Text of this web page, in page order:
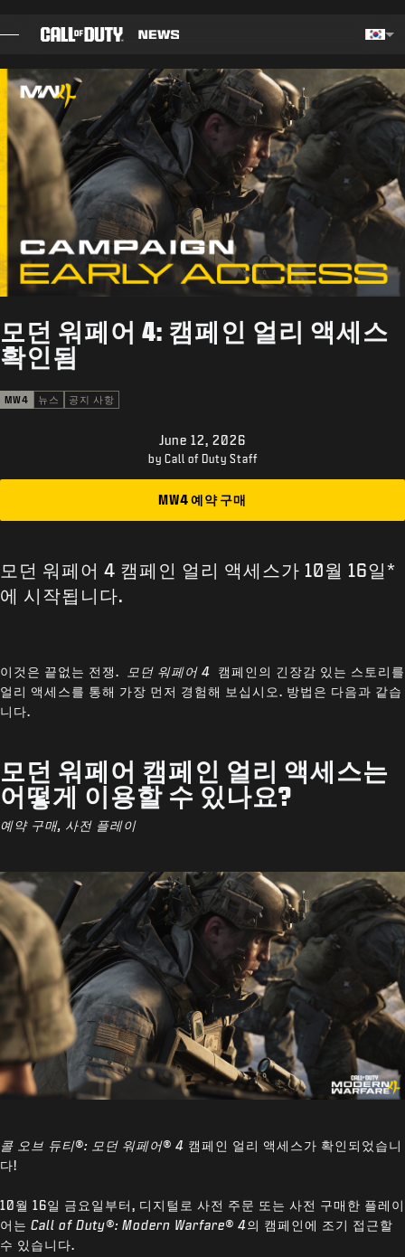
블로그
전략 가이드
패치 정보
게임
STORE
E스포츠
고객지원
로그인|가입
모던 워페어 4: 캠페인 얼리 액세스
확인됨
MW4 뉴스 공지 사항
June 12, 2026
by Call of Duty Staff
MW4 예약 구매
모던 워페어 4 캠페인 얼리 액세스가 10월 16일*
에 시작됩니다.
이것은 끝없는 전쟁. 모던 워페어 4 캠페인의 긴장감 있는 스토리를
얼리 액세스를 통해 가장 먼저 경험해 보십시오. 방법은 다음과 같습
니다.
모던 워페어 캠페인 얼리 액세스는
어떻게 이용할 수 있나요?
예약 구매, 사전 플레이
콜 오브 듀티®: 모던 워페어® 4 캠페인 얼리 액세스가 확인되었습니
다!
10월 16일 금요일부터, 디지털로 사전 주문 또는 사전 구매한 플레이
어는 Call of Duty®: Modern Warfare® 4의 캠페인에 조기 접근할
수 있습니다.